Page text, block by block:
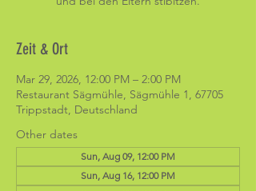
Zeit & Ort
Mar 29, 2026, 12:00 PM – 2:00 PM
Restaurant Sägmühle, Sägmühle 1, 67705
Trippstadt, Deutschland
Other dates
Sun, Aug 09, 12:00 PM
Sun, Aug 16, 12:00 PM